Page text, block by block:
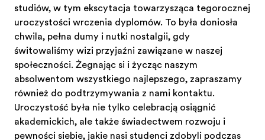
studiów, w tym ekscytacja towarzysząca tegorocznej
uroczystości wręczenia dyplomów. To była doniosła
chwila, pełna dumy i nutki nostalgii, gdy
świętowaliśmy więzi przyjaźni zawiązane w naszej
społeczności. Żegnając się i życząc naszym
absolwentom wszystkiego najlepszego, zapraszamy
również do podtrzymywania z nami kontaktu.
Uroczystość była nie tylko celebracją osiągnięć
akademickich, ale także świadectwem rozwoju i
pewności siebie, jakie nasi studenci zdobyli podczas